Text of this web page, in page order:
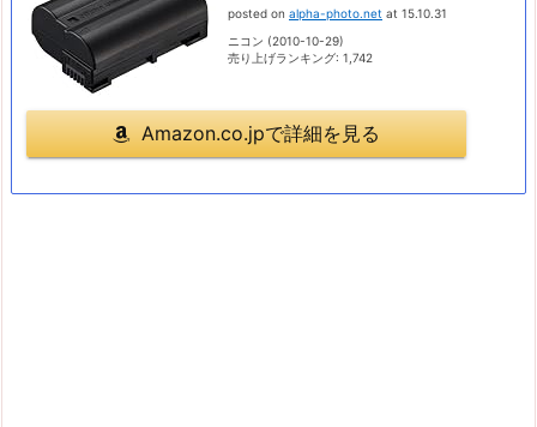
posted on alpha-photo.net at 15.10.31
ニコン (2010-10-29)
売り上げランキング: 1,742
Amazon.co.jpで詳細を見る